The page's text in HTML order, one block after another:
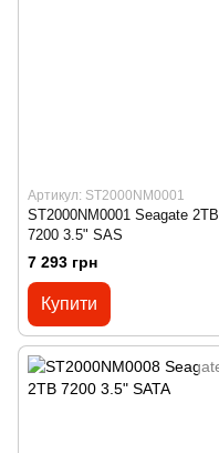
Артикул: ST2000NM0001
ST2000NM0001 Seagate 2TB
7200 3.5" SAS
7 293 грн
Купити